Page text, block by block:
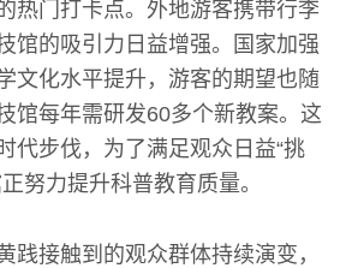
热门打卡点。外地游客携带行李
馆的吸引力日益增强。国家加强
文化水平提升，游客的期望也随
馆每年需研发60多个新教案。这
代步伐，为了满足观众日益“挑
努力提升科普教育质量。
践接触到的观众群体持续演变，